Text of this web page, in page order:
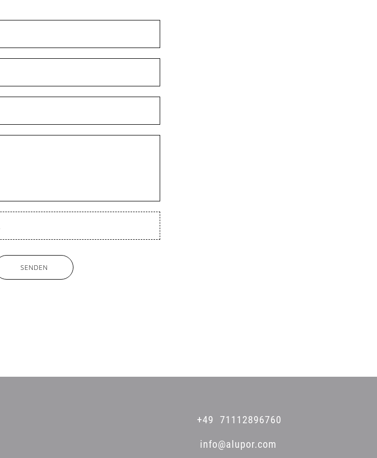
SENDEN
+49 71112896760
info@alupor.com